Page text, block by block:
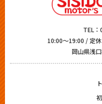
TEL：
10:00～19:00 / 定
岡山県浅